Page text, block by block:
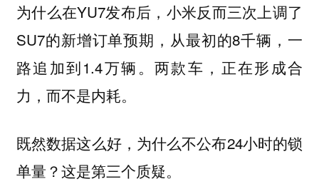
为什么在YU7发布后，小米反而三次上调了
SU7的新增订单预期，从最初的8千辆，一
路追加到1.4万辆。两款车，正在形成合
力，而不是内耗。
既然数据这么好，为什么不公布24小时的锁
单量？这是第三个质疑。